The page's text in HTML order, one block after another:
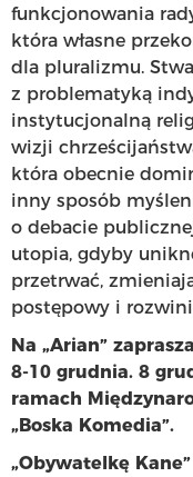
funkcjonowania
która własne
dla pluralizmu.
z problematyką
instytucjonalną
wizji
która obecnie
inny sposób
o debacie
utopia, gdyby
przetrwać,
postępowy i
Na „Arian”
8-10 grudnia. 8
ramach
„Boska Komedia”.
„Obywatelkę